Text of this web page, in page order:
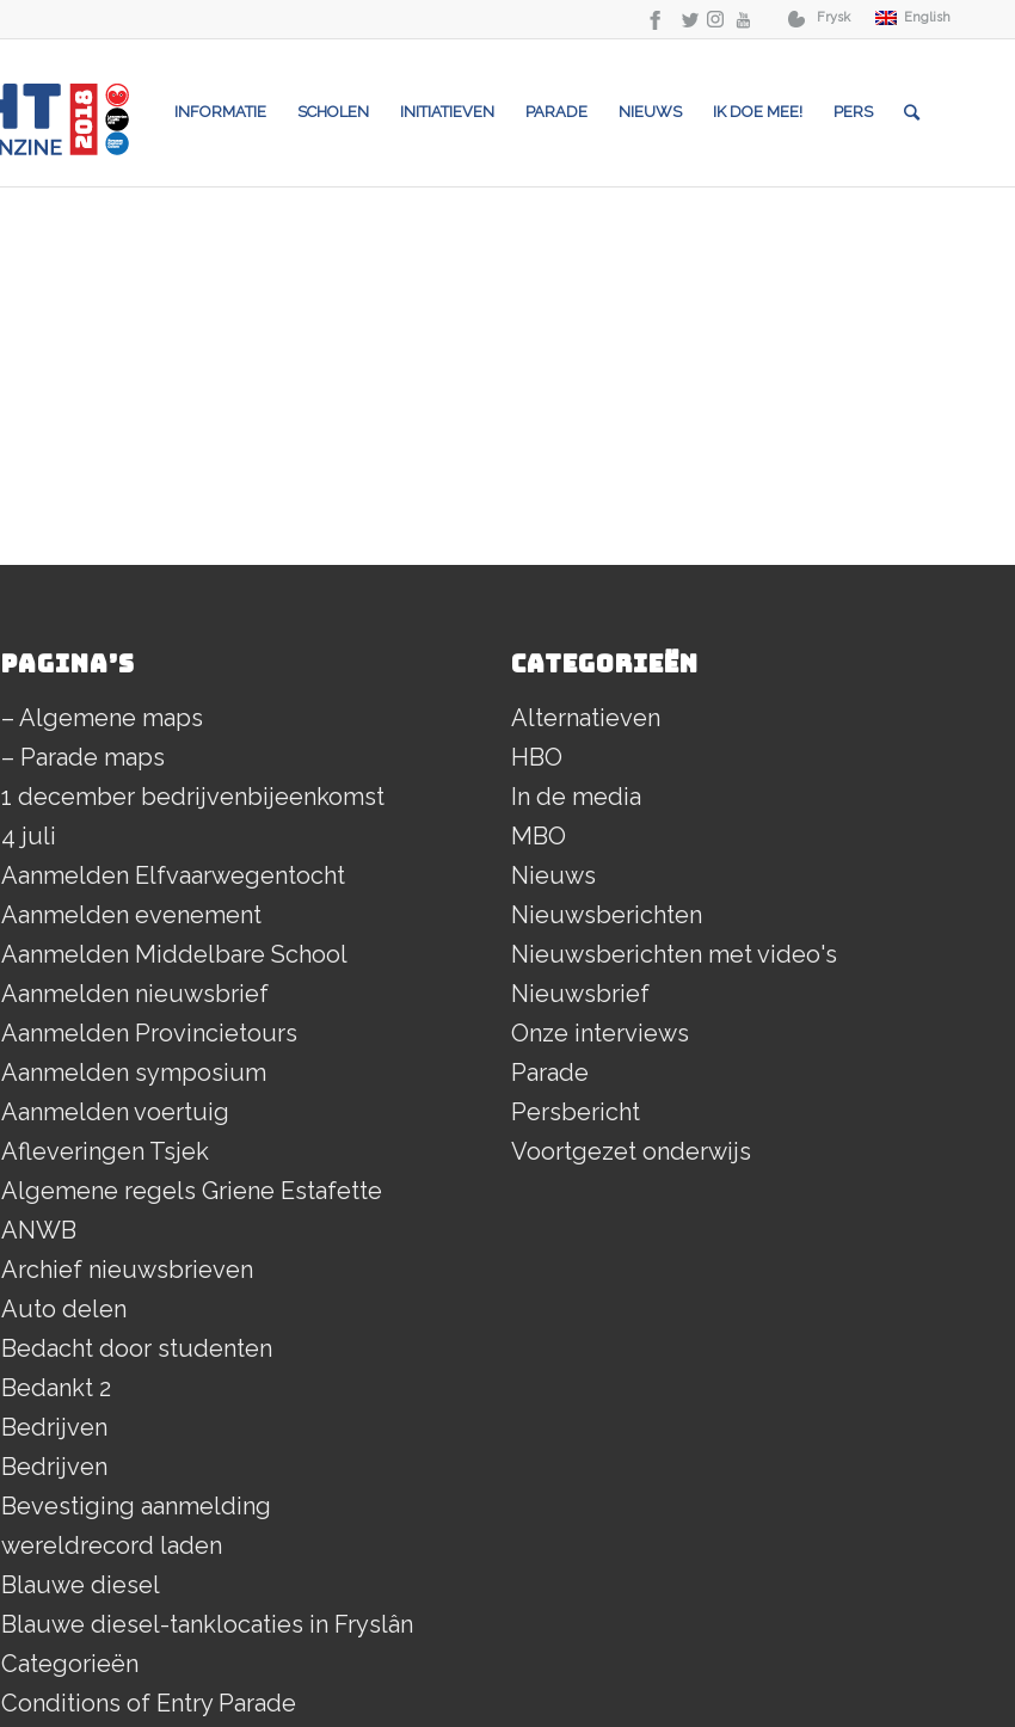
Frysk English
INFORMATIE SCHOLEN INITIATIEVEN PARADE NIEUWS IK DOE MEE! PERS
PAGINA’S
– Algemene maps
– Parade maps
1 december bedrijvenbijeenkomst
4 juli
Aanmelden Elfvaarwegentocht
Aanmelden evenement
Aanmelden Middelbare School
Aanmelden nieuwsbrief
Aanmelden Provincietours
Aanmelden symposium
Aanmelden voertuig
Afleveringen Tsjek
Algemene regels Griene Estafette
ANWB
Archief nieuwsbrieven
Auto delen
Bedacht door studenten
Bedankt 2
Bedrijven
Bedrijven
Bevestiging aanmelding
wereldrecord laden
Blauwe diesel
Blauwe diesel-tanklocaties in Fryslân
Categorieën
Conditions of Entry Parade
CATEGORIEËN
Alternatieven
HBO
In de media
MBO
Nieuws
Nieuwsberichten
Nieuwsberichten met video's
Nieuwsbrief
Onze interviews
Parade
Persbericht
Voortgezet onderwijs